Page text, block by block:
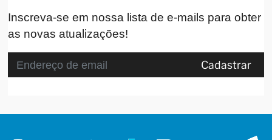
Inscreva-se em nossa lista de e-mails para obter
as novas atualizações!
Cadastrar